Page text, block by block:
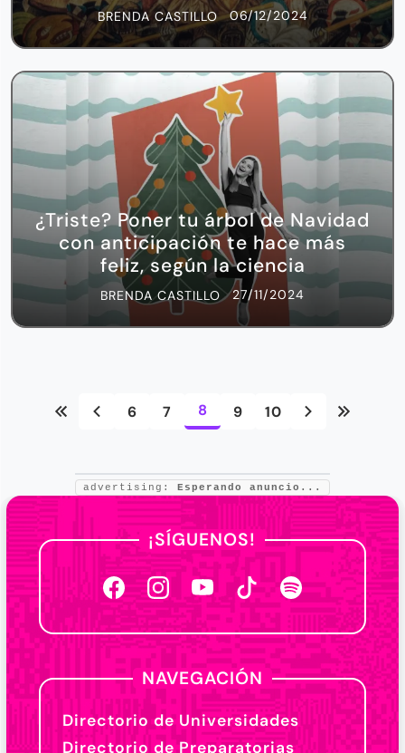
BRENDA CASTILLO 06/12/2024
¿Triste? Poner tu árbol de Navidad
con anticipación te hace más
feliz, según la ciencia
BRENDA CASTILLO 27/11/2024
advertising: Esperando anuncio...
6 7 8 9 10
¡SÍGUENOS!
NAVEGACIÓN
Directorio de Universidades
Directorio de Preparatorias